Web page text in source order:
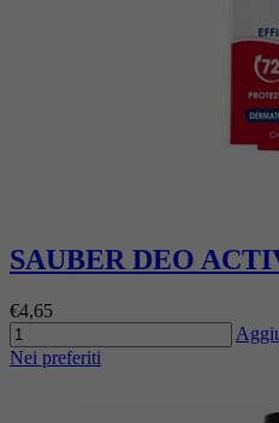
SAUBER DEO
€4,65
Nei preferiti